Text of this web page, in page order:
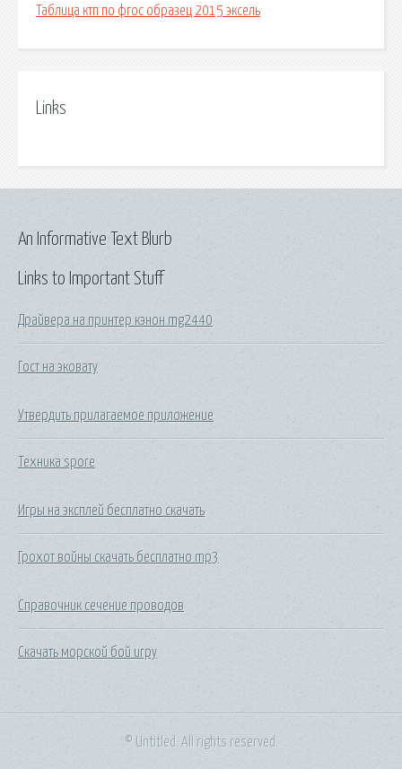
Таблица ктп по фгос образец 2015 эксель
Links
Links to Important Stuff
Драйвера на принтер кэнон mg2440
Гост на эковату
Утвердить прилагаемое приложение
Техника spore
Игры на эксплей бесплатно скачать
Грохот войны скачать бесплатно mp3
Справочник сечение проводов
Скачать морской бой игру
An Informative Text Blurb
© Untitled. All rights reserved.